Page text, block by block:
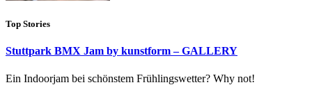
Top Stories
Stuttpark BMX Jam by kunstform – GALLERY
Ein Indoorjam bei schönstem Frühlingswetter? Why not!